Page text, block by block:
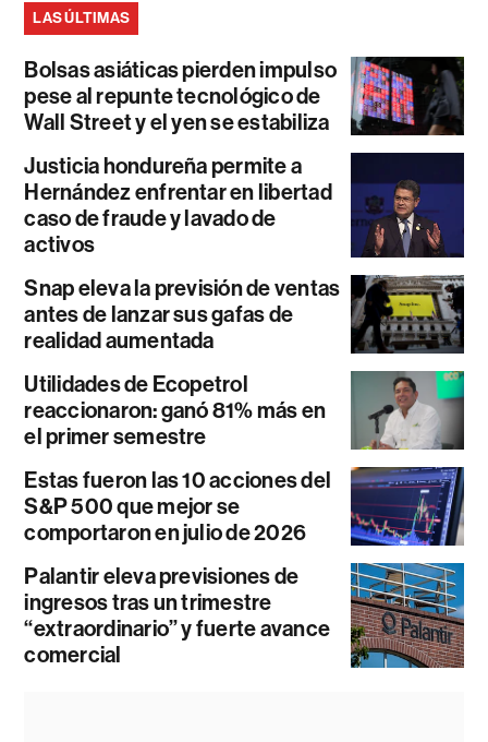
LAS ÚLTIMAS
Bolsas asiáticas pierden impulso
pese al repunte tecnológico de
Wall Street y el yen se estabiliza
Justicia hondureña permite a
Hernández enfrentar en libertad
caso de fraude y lavado de
activos
Snap eleva la previsión de ventas
antes de lanzar sus gafas de
realidad aumentada
Utilidades de Ecopetrol
reaccionaron: ganó 81% más en
el primer semestre
Estas fueron las 10 acciones del
S&P 500 que mejor se
comportaron en julio de 2026
Palantir eleva previsiones de
ingresos tras un trimestre
“extraordinario” y fuerte avance
comercial